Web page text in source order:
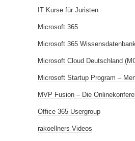
IT Kurse für Juristen
Microsoft 365
Microsoft 365
Microsoft Cloud Deutschland
Microsoft Startup Program –
MVP Fusion – Die
Office 365 Usergroup
rakoellners Videos